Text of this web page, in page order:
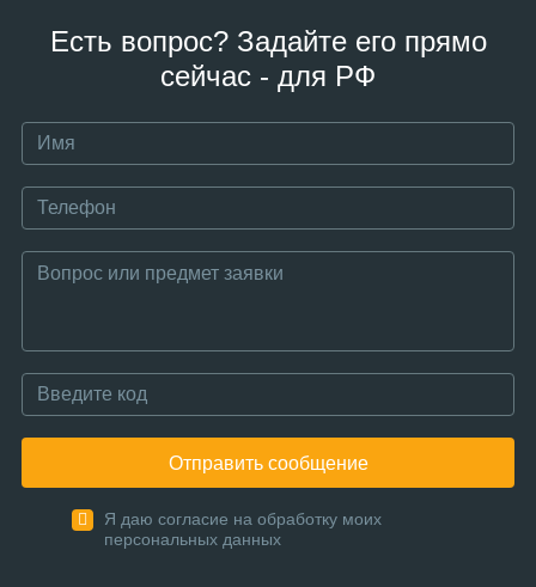
Есть вопрос? Задайте его прямо
сейчас - для РФ
Отправить сообщение
Я даю согласие на обработку моих
персональных данных